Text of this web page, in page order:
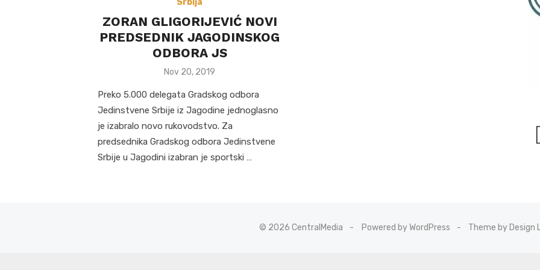
ZORAN GLIGORIJEVIĆ NOVI
PREDSEDNIK JAGODINSKOG
ODBORA JS
Posted
Nov 20, 2019
Preko 5.000 delegata Gradskog odbora
Jedinstvene Srbije iz Jagodine jednoglasno
je izabralo novo rukovodstvo. Za
predsednika Gradskog odbora Jedinstvene
Srbije u Jagodini izabran je sportski …
© 2026 CentralMedia Powered by WordPress Theme by Design